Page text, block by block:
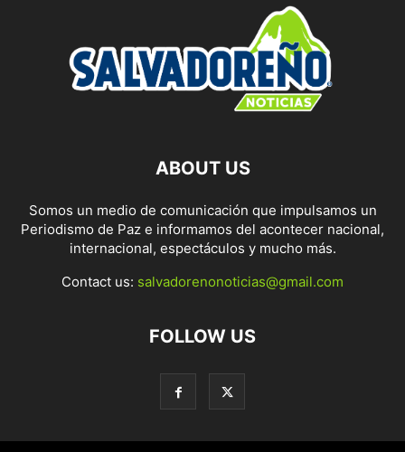
ABOUT US
Somos un medio de comunicación que impulsamos un
Periodismo de Paz e informamos del acontecer nacional,
internacional, espectáculos y mucho más.
Contact us: salvadorenonoticias@gmail.com
FOLLOW US